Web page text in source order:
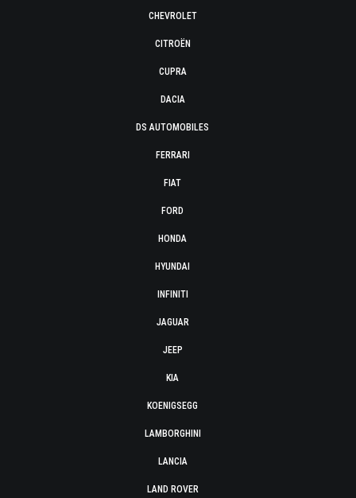
CHEVROLET
CITROËN
CUPRA
DACIA
DS AUTOMOBILES
FERRARI
FIAT
FORD
HONDA
HYUNDAI
INFINITI
JAGUAR
JEEP
KIA
KOENIGSEGG
LAMBORGHINI
LANCIA
LAND ROVER